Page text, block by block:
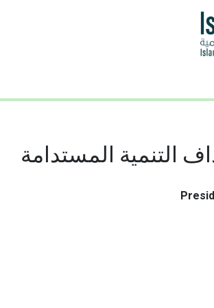
التنمية المستدامة